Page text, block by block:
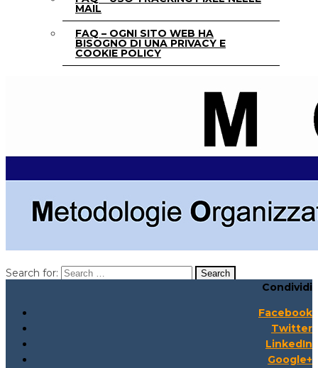
MAIL
FAQ – OGNI SITO WEB HA
BISOGNO DI UNA PRIVACY E
COOKIE POLICY
Search for:
Condividi
Facebook
Twitter
LinkedIn
Google+